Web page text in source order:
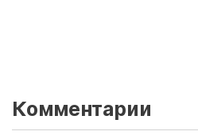
Комментарии